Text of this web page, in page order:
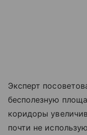
Эксперт
бесполезную
коридоры
почти не